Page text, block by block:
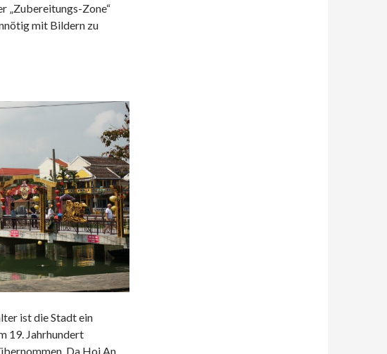
„Zubereitungs-Zone“
mit Bildern zu
ist die Stadt ein
19. Jahrhundert
Da Hoi An